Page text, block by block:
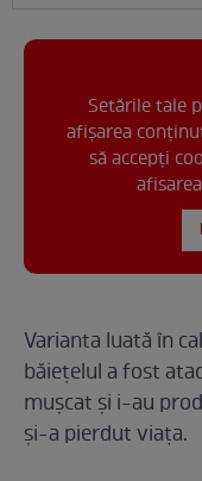
Setările tale
afișarea
să accepți
Varianta luată în
băiețelul a fost
muşcat şi i-au
și-a pierdut viața.